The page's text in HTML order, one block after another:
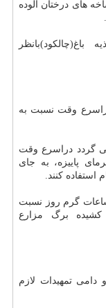
های درختان آلوده
وقت نسبت به
گردد دراسرع وقت
پاییزه، به جای
كنند.
گرم روز نسبت
برگ مزارع
تمهیدات لازم